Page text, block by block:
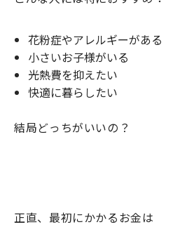
花粉症やアレルギーがある
小さいお子様がいる
光熱費を抑えたい
快適に暮らしたい
結局どっちがいいの？
正直、最初にかかるお金は